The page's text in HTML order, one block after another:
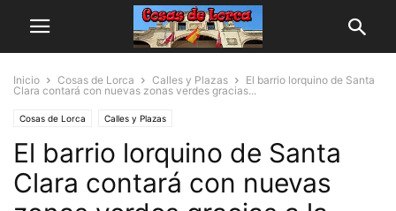
Inicio Cosas de Lorca Calles y Plazas
El barrio lorquino de Santa
Clara contará con nuevas zonas verdes gracias...
Cosas de Lorca Calles y Plazas
El barrio lorquino de Santa
Clara contará con nuevas